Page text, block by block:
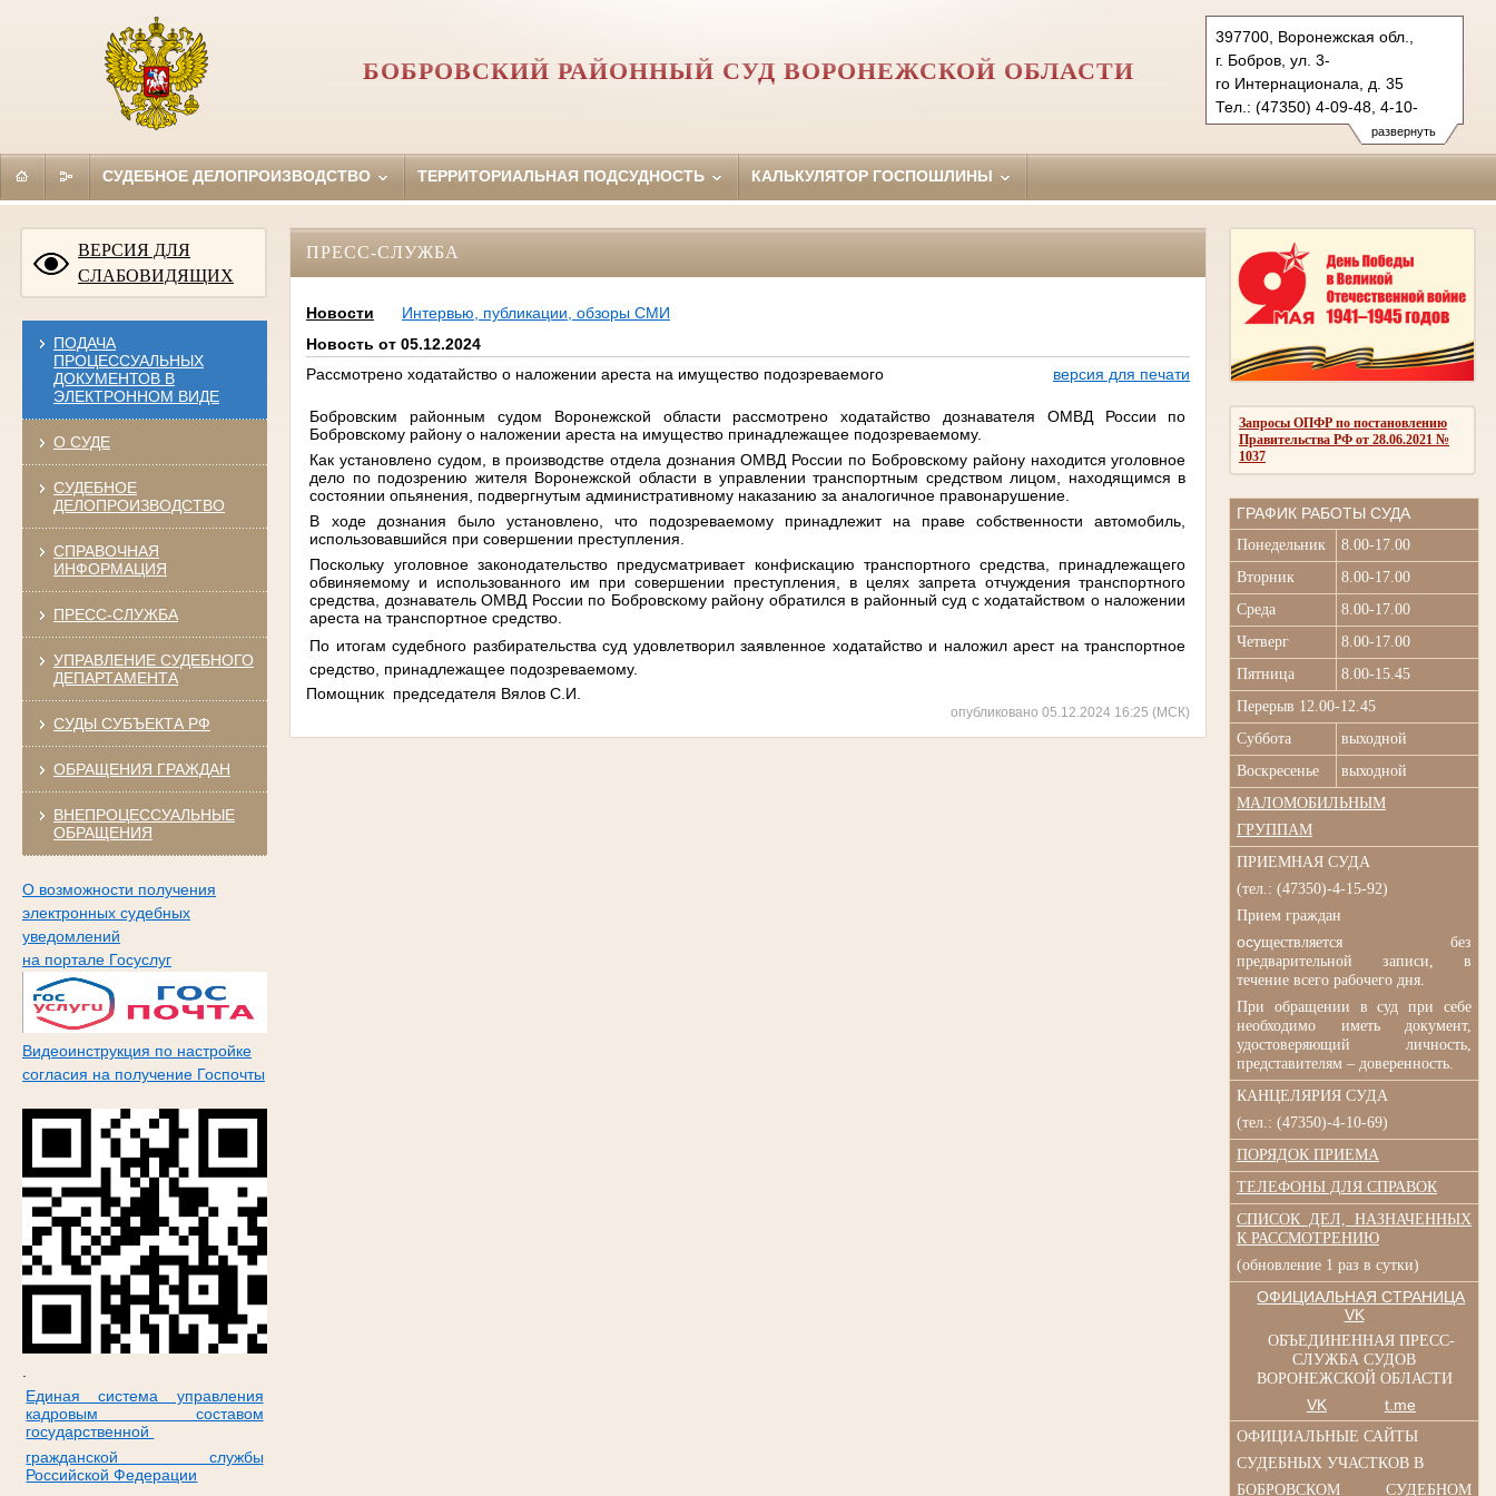
развернуть
397700, Воронежская обл.,
г. Бобров, ул. 3-
го Интернационала, д. 35
Тел.: (47350) 4-09-48, 4-10-
69 (ф.)
bobrovsky.vrn@sudrf.ru
БОБРОВСКИЙ РАЙОННЫЙ СУД ВОРОНЕЖСКОЙ ОБЛАСТИ
СУДЕБНОЕ ДЕЛОПРОИЗВОДСТВО ТЕРРИТОРИАЛЬНАЯ ПОДСУДНОСТЬ КАЛЬКУЛЯТОР ГОСПОШЛИНЫ
ВЕРСИЯ ДЛЯ
СЛАБОВИДЯЩИХ
ПОДАЧА
ПРОЦЕССУАЛЬНЫХ
ДОКУМЕНТОВ В
ЭЛЕКТРОННОМ ВИДЕ
О СУДЕ
СУДЕБНОЕ
ДЕЛОПРОИЗВОДСТВО
СПРАВОЧНАЯ
ИНФОРМАЦИЯ
ПРЕСС-СЛУЖБА
УПРАВЛЕНИЕ СУДЕБНОГО
ДЕПАРТАМЕНТА
СУДЫ СУБЪЕКТА РФ
ОБРАЩЕНИЯ ГРАЖДАН
ВНЕПРОЦЕССУАЛЬНЫЕ
ОБРАЩЕНИЯ
О возможности получения
электронных судебных
уведомлений
на портале Госуслуг
Видеоинструкция по настройке
согласия на получение Госпочты
Единая система управления
кадровым составом
государственной
гражданской службы
Российской Федерации
Запросы ОПФР по постановлению
Правительства РФ от 28.06.2021 №
1037
ГРАФИК РАБОТЫ СУДА
Понедельник
8.00-17.00
Вторник
8.00-17.00
Среда
8.00-17.00
Четверг
8.00-17.00
Пятница
8.00-15.45
Перерыв 12.00-12.45
Суббота
выходной
Воскресенье
выходной
МАЛОМОБИЛЬНЫМ
ГРУППАМ
ПРИЕМНАЯ СУДА
(тел.: (47350)-4-15-92)
Прием граждан
осуществляется без
предварительной записи, в
течение всего рабочего дня.
При обращении в суд при
себе
необходимо иметь документ,
удостоверяющий личность,
представителям – доверенность.
КАНЦЕЛЯРИЯ СУДА
(тел.: (47350)-4-10-69)
ПОРЯДОК ПРИЕМА
ТЕЛЕФОНЫ ДЛЯ СПРАВОК
СПИСОК ДЕЛ, НАЗНАЧЕННЫХ
К РАССМОТРЕНИЮ
(обновление 1 раз в сутки)
ОФИЦИАЛЬНАЯ СТРАНИЦА
VK
ОБЪЕДИНЕННАЯ ПРЕСС-
СЛУЖБА СУДОВ
ВОРОНЕЖСКОЙ ОБЛАСТИ
VK t.me
ОФИЦИАЛЬНЫЕ САЙТЫ
СУДЕБНЫХ УЧАСТКОВ В
БОБРОВСКОМ СУДЕБНОМ
ПРЕСС-СЛУЖБА
Новости
Интервью, публикации, обзоры СМИ
Новость от 05.12.2024
Рассмотрено ходатайство о наложении ареста на имущество подозреваемого
версия для печати
Бобровским районным судом Воронежской области рассмотрено ходатайство дознавателя ОМВД России по
Бобровскому району о наложении ареста на имущество принадлежащее подозреваемому.
Как установлено судом, в производстве отдела дознания ОМВД России по Бобровскому району находится уголовное
дело по подозрению жителя Воронежской области в управлении транспортным средством лицом, находящимся в
состоянии опьянения, подвергнутым административному наказанию за аналогичное правонарушение.
В ходе дознания было установлено, что подозреваемому принадлежит на праве собственности автомобиль,
использовавшийся при совершении преступления.
Поскольку уголовное законодательство предусматривает конфискацию транспортного средства, принадлежащего
обвиняемому и использованного им при совершении преступления, в целях запрета отчуждения транспортного
средства, дознаватель ОМВД России по Бобровскому району обратился в районный суд с ходатайством о наложении
ареста на транспортное средство.
По итогам судебного разбирательства суд удовлетворил заявленное ходатайство и наложил арест на транспортное
средство, принадлежащее подозреваемому.
Помощник председателя Вялов С.И.
опубликовано 05.12.2024 16:25 (МСК)